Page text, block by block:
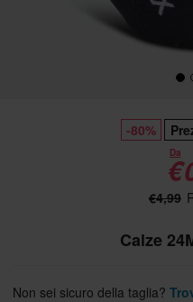
-80%
Da
€4,99
Calze
Non sei sicuro della taglia?